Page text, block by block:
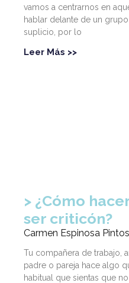
vamos a centrarnos en
hablar delante de un
suplicio, por lo
Leer Más >>
¿Cómo
ser criticón?
Carmen Espinosa Pintos
Tu compañera de trabajo,
padre o pareja hace algo
habitual que sientas que